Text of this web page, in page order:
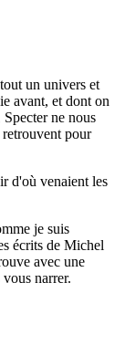
un univers et
avant, et dont on
ne nous
retrouvent pour
d'où venaient les
je suis
écrits de Michel
avec une
narrer.